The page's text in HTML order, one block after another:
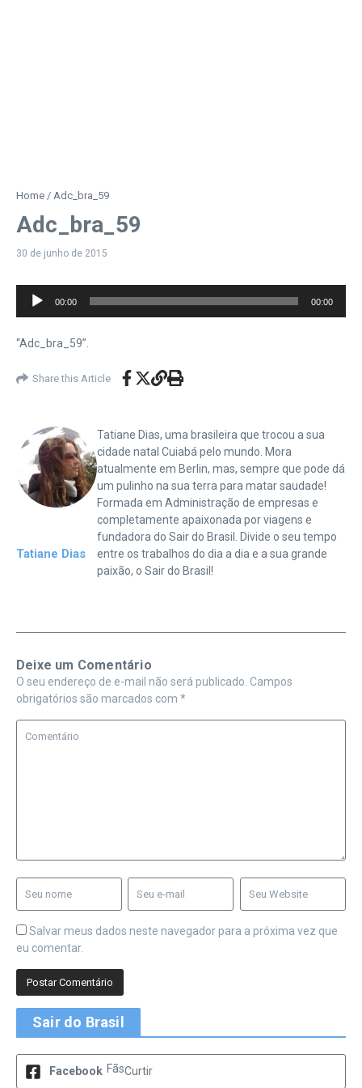
Home / Adc_bra_59
Adc_bra_59
30 de junho de 2015
Tocador
00:00 00:00
“Adc_bra_59”.
Share this Article
Tatiane Dias
Tatiane Dias, uma brasileira que trocou a sua
cidade natal Cuiabá pelo mundo. Mora
atualmente em Berlin, mas, sempre que pode dá
um pulinho na sua terra para matar saudade!
Formada em Administração de empresas e
completamente apaixonada por viagens e
fundadora do Sair do Brasil. Divide o seu tempo
entre os trabalhos do dia a dia e a sua grande
paixão, o Sair do Brasil!
Deixe um Comentário
O seu endereço de e-mail não será publicado. Campos
obrigatórios são marcados com *
Salvar meus dados neste navegador para a próxima vez que
eu comentar.
Sair do Brasil
Facebook FãsCurtir